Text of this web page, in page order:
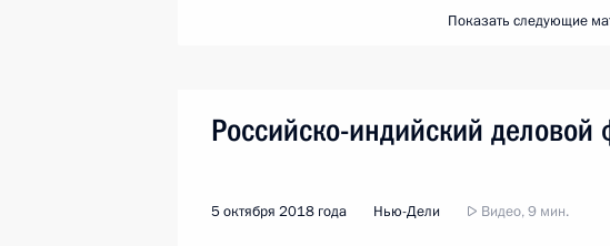
Показать следующие
Российско-индийский деловой
5 октября 2018 года Нью-Дели Видео, 9 мин.